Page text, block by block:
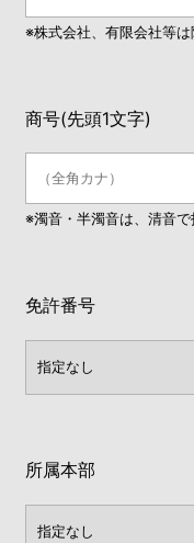
※株式会社、有限会社等
商号(先頭1文字)
※濁音・半濁音は、清音
免許番号
所属本部